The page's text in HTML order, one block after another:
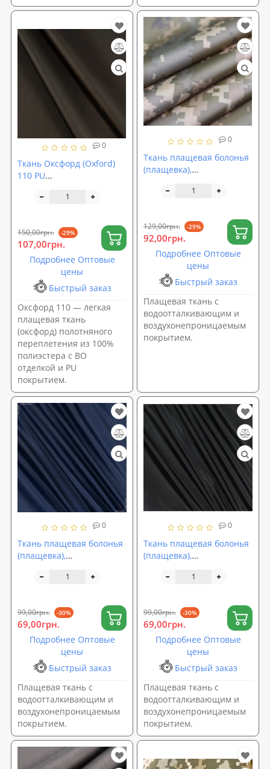
0
Ткань Оксфорд (Oxford)
110 PU
100% ПЭ 150см
150,00грн. -29%
107,00грн.
Подробнее Оптовые
цены
Быстрый заказ
Оксфорд 110 — легкая
плащевая ткань
(оксфорд) полотняного
переплетения из 100%
полиэстера с ВО
отделкой и PU
покрытием.
0
Ткань плащевая болонья
(плащевка),
см Пиксель ММ-14 (TK-
129,00грн. -29%
92,00грн.
Подробнее Оптовые
цены
Быстрый заказ
Плащевая ткань с
водоотталкивающим и
воздухонепроницаемым
покрытием.
0
Ткань плащевая болонья
(плащевка),
однотонная 150 см синий
99,00грн. -30%
69,00грн.
Подробнее Оптовые
цены
Быстрый заказ
Плащевая ткань с
водоотталкивающим и
воздухонепроницаемым
покрытием.
0
Ткань плащевая болонья
(плащевка),
однотонная 150 см
99,00грн. -30%
69,00грн.
Подробнее Оптовые
цены
Быстрый заказ
Плащевая ткань с
водоотталкивающим и
воздухонепроницаемым
покрытием.